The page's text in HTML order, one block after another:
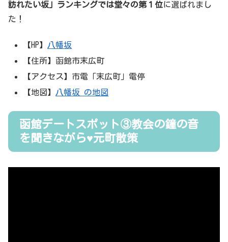
訪れたい坂」ランキングでは堂々の第１位に選ばれまし
た！
【HP】
八幡坂
【住所】函館市末広町
【アクセス】市電「末広町」電停
【地図】 八幡坂 の地図
函館デートスポット③教会の鐘の音
を聞きながら♥元町散策